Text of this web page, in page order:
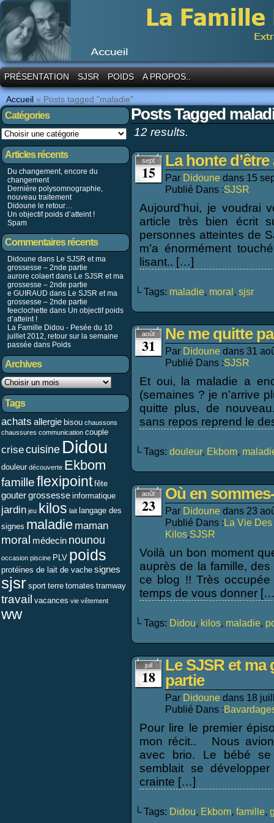
PRÉSENTATION SJSR POIDS A PROPOS..
Accueil » Posts tagged "maladie"
Catégories
Articles récents
Du changement, encore du
changement
Dernière polysomnographie,
nouveau traitement
Didoune le retour…
Un objectif poids d’atteint !
Spam
Commentaires récents
Didoune dans Le SJSR et ma
grossesse – 2nde partie
aurore colaert dans Le SJSR et ma
grossesse – 2nde partie
e GUIRAUD dans Le SJSR et ma
grossesse – 2nde partie
feeclochette dans Un objectif poids
d’atteint !
La Famille Didou - Pesée du 10
juillet 2012, retour sur la semaine
passée dans Poids
Archives
Tags
achats allergie bisou chaussons
chaussures communication couple
crisecuisine Didou
douleur découverte Ekbom
familleflexipoint fête
goutergrossesse informatique
jardin jeu kilos lait langage des
signes maladie maman
moral médecin nounou
occasion piscine PLV poids
protéines de lait de vache signes
sjsr sport terre tomates tramway
travail vacances vie vêtement
ww
Posts Tagged
12 results.
sept
15
La honte
Par Didoune dans 15
Publié Dans :SJSR
Aujourd’hui, je voudrai
article très bien écrit
personnes atteintes de
m’a énormément
lisant.. […]
└ Tags: maladie, moral, sjsr
août
31
Ne me quitte
Par Didoune dans 31
Publié Dans :SJSR
Et oui, la maladie a
(semaines ? je n’arrive
quitte plus, de
sans repos reprend le
└ Tags: douleur, Ekbom,
août
23
Où en
Par Didoune dans 23
Publié Dans :La Vie
Kilos,SJSR
Voilà un bon moment
auprès de la famille,
ce blog !! Très
temps de vous donner
└ Tags: Didou, kilos, maladie,
juil
18
Le SJSR et ma
partie
Par Didoune dans 18
Publié Dans :
Pour lire le premier
mon récit.. Nous
avec brio. Le bébé
semblait se
crainte […]
└ Tags: Didou, Ekbom, famille,